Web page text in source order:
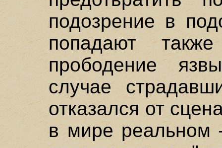
подозрение в
попадают
прободение
случае
отказался от
в мире реальном